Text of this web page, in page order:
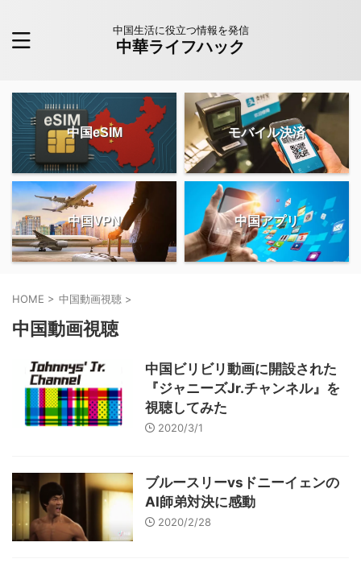
中国生活に役立つ情報を発信
中華ライフハック
中国eSIM モバイル決済
中国VPN 中国アプリ
HOME > 中国動画視聴 >
中国動画視聴
中国ビリビリ動画に開設された
『ジャニーズJr.チャンネル』を
視聴してみた
2020/3/1
ブルースリーvsドニーイェンの
AI師弟対決に感動
2020/2/28